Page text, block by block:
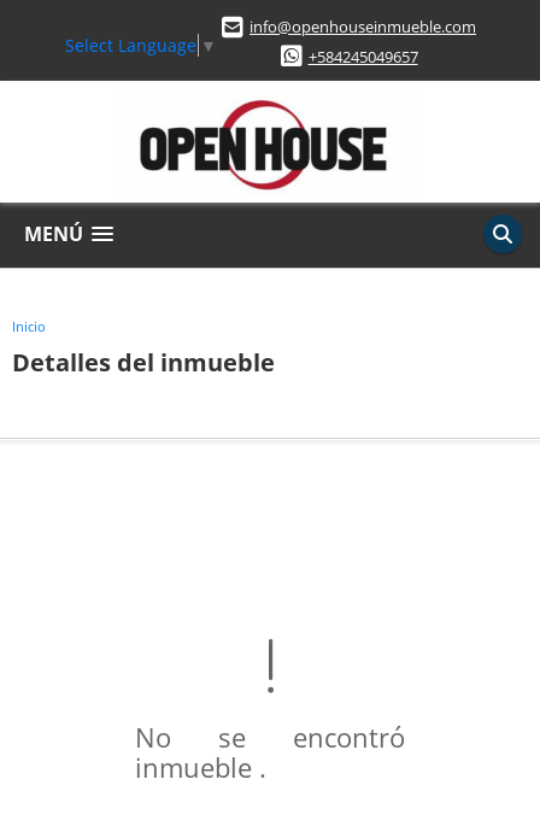
Select Language ▼
info@openhouseinmueble.com
+584245049657
MENÚ
Inicio
Detalles del inmueble
No se encontró
inmueble .